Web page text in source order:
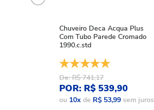
Chuveiro Deca Acqua Plus
Com Tubo Parede Cromado
1990.c.std
De: R$ 741,17
POR: R$ 539,90
ou 10x de R$ 53,99 sem juros